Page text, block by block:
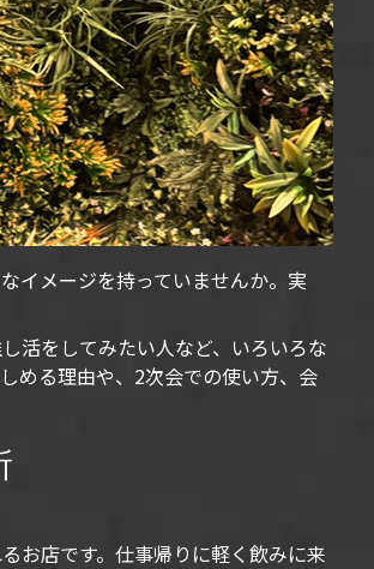
イメージを持っていませんか。実
活をしてみたい人など、いろいろな
める理由や、2次会での使い方、会
お店です。仕事帰りに軽く飲みに来